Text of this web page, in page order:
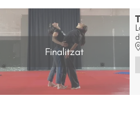
Finalitzat